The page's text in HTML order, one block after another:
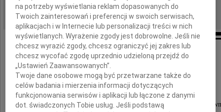
DATA EMISJI: 13.07.2010
Koleżance
Wirginii Loebl
Wiceprzewodniczącej Rady Fundatorów Fundacji
na potrzeby wyświetlania reklam dopasowanych do
Twoich zainteresowań i preferencji w swoich serwisach,
aplikacjach i w Internecie lub personalizacji treści w nich
wyświetlanych. Wyrażenie zgody jest dobrowolne. Jeśli nie
chcesz wyrazić zgody, chcesz ograniczyć jej zakres lub
chcesz wycofać zgodę uprzednio udzieloną przejdź do
„Ustawień Zaawansowanych”.
Twoje dane osobowe mogą być przetwarzane także do
celów badania i mierzenia informacji dotyczących
funkcjonowania serwisów i aplikacji lub łączone z danymi
dot. świadczonych Tobie usług. Jeśli podstawą